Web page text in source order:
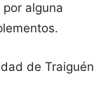
alguna
de Traiguén